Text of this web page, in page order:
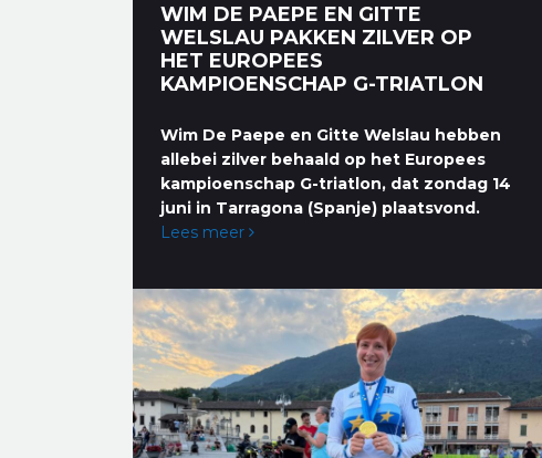
WIM DE PAEPE EN GITTE
WELSLAU PAKKEN ZILVER OP
HET EUROPEES
KAMPIOENSCHAP G-TRIATLON
Wim De Paepe en Gitte Welslau hebben
allebei zilver behaald op het Europees
kampioenschap G-triatlon, dat zondag 14
juni in Tarragona (Spanje) plaatsvond.
Lees meer